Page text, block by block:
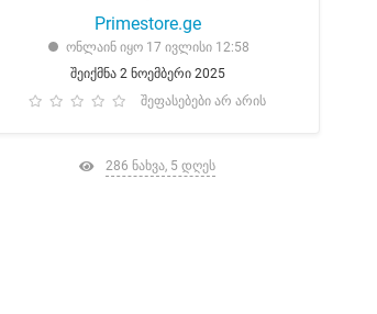
Primestore.ge
ონლაინ იყო 17 ივლისი 12:58
შეიქმნა 2 ნოემბერი 2025
შეფასებები არ არის
286 ნახვა, 5 დღეს